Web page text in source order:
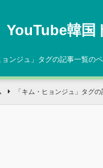
YouTube韓国
ョンジュ 」タグの記事一覧のペ
「 キム・ヒョンジュ 」タグ